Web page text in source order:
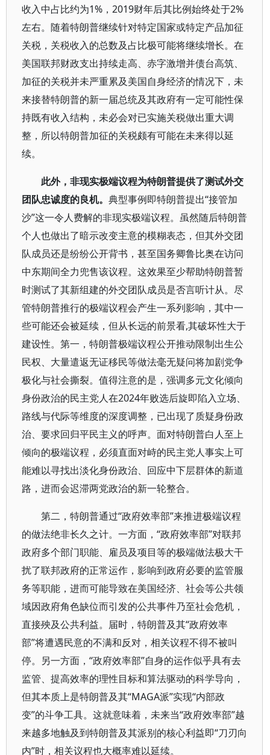
收入中占比约为1%，2019财年后其比例始终处于2%
左右。随着特朗普继续针对特定国家或特定产品加征
关税，关税收入的总数及占比极可能将继续增长。在
美国联邦财政支出持续走高、赤字激增并债台高筑、
加征的关税并未严重累及美国自身经济的情况下，未
来接替特朗普的新一届总统及其政府有一定可能性保
持既有收入结构，未必会对已实施关税做出重大调
整，所以特朗普加征的关税颇有可能在未来得以延
续。
此外，非现实极端议程为特朗普提供了测试外交
团队忠诚度的良机。 典型事例即特朗普提出“接管加
沙”这一令人费解的非现实极端议程。虽然随后特朗普
个人也做出了暗示改变主意的模糊表态，但其外交团
队成员还是纷纷公开背书，甚至国务卿鲁比奥在访问
中东期间全力兜售该议程。这效果至少帮助特朗普暂
时测试了其新组建的外交团队成员是否言听计从。尽
管特朗普推行的极端议程会产生一系列影响，其中一
些可能还会被延续，但从长远的前景看,其破坏性大于
建设性。第一，特朗普极端议程公开推动限制出生公
民权、大量遣返无证移民等做法毫无疑问将加剧党争
极化与社会撕裂。值得注意的是，强调多元文化倾向
身份政治的民主党人在2024年败选后旋即陷入立场、
路线与代际等维度的深度调整，已出现了质疑身份政
治、要求回归平民主义的呼声。面对特朗普白人至上
倾向的极端议程，必须直面对峙的民主党人事实上可
能难以寻找出淡化身份政治、回应中下层群体的新道
路，进而会迟滞两党政治的新一轮整合。
第二，特朗普通过“政府效率部”来推进极端议程
的做法绝非长久之计。一方面，“政府效率部”对联邦
政府多个部门职能、雇员及项目等的极端做法极大干
扰了联邦政府的正常运作，影响到政府必要的监管服
务等职能，进而可能导致在美国经济、社会等公共领
域因政府角色缺位而引发的公共事件乃至社会危机，
直接殃及公共利益。届时，特朗普及其“政府效率
部”将遭遇民意的不满和反对，相关议程不得不被叫
停。另一方面，“政府效率部”自身的运作似乎具有去
监管、提高效率的理性目标和算法驱动的科学导向，
但其本质上是特朗普及其“MAGA派”实现“内部政
变”的斗争工具。这就意味着，未来当“政府效率部”越
来越多地触及到特朗普及其派别的核心利益即“刀刃向
内”时，相关议程也大概率难以延续。